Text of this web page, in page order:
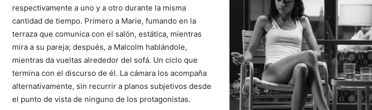
respectivamente a uno y a otro durante la misma
cantidad de tiempo. Primero a Marie, fumando en la
terraza que comunica con el salón, estática, mientras
mira a su pareja; después, a Malcolm hablándole,
mientras da vueltas alrededor del sofá. Un ciclo que
termina con el discurso de él. La cámara los acompaña
alternativamente, sin recurrir a planos subjetivos desde
el punto de vista de ninguno de los protagonistas.